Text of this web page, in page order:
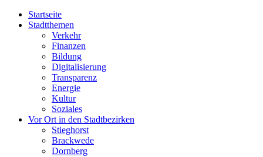
Startseite
Stadtthemen
Verkehr
Finanzen
Bildung
Digitalisierung
Transparenz
Energie
Kultur
Soziales
Vor Ort in den Stadtbezirken
Stieghorst
Brackwede
Dornberg